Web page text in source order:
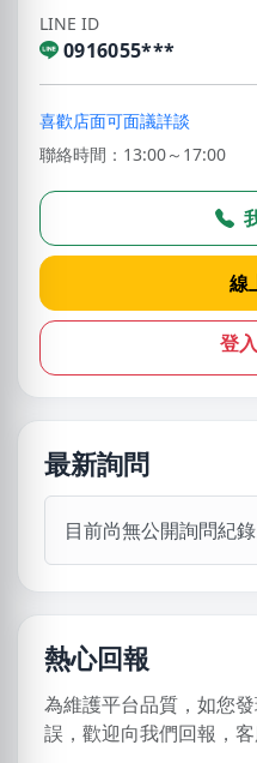
LINE ID
0916055***
喜歡店面可面議詳談
聯絡時間：13:00～17:00
線
登
最新詢問
目前尚無公開詢問紀錄
熱心回報
為維護平台品質，如您
誤，歡迎向我們回報，客